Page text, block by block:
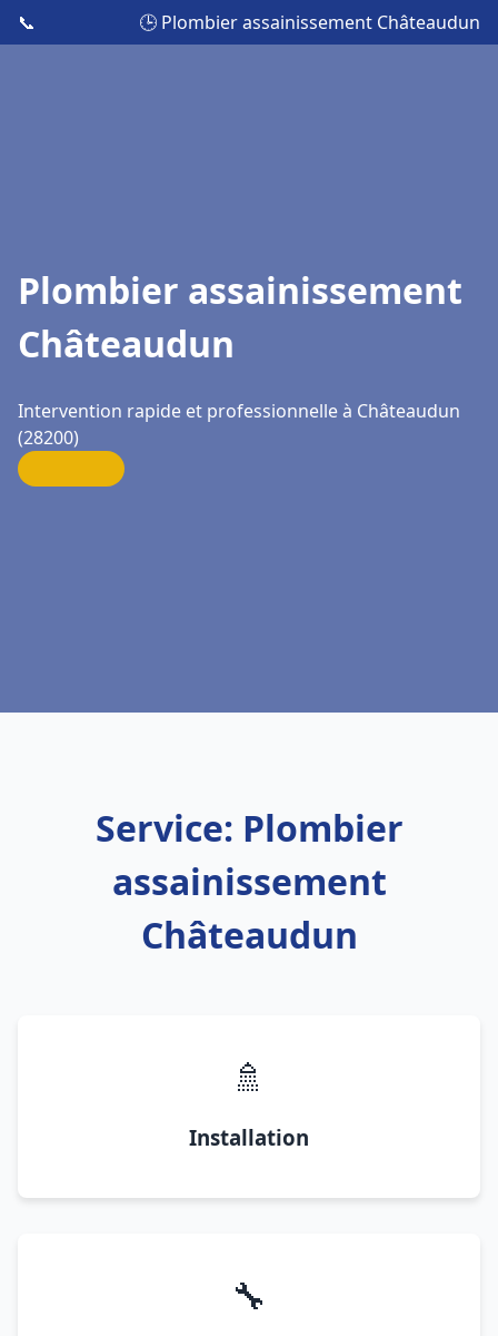
📞 🕒 Plombier assainissement Châteaudun
Plombier assainissement
Châteaudun
Intervention rapide et professionnelle à Châteaudun
(28200)
Service: Plombier
assainissement
Châteaudun
🚿
Installation
🔧